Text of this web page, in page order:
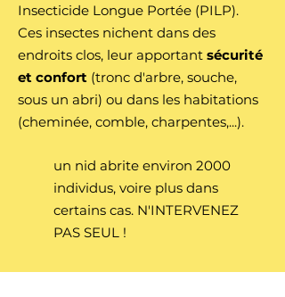
Insecticide Longue Portée (PILP).
Ces insectes nichent dans des
endroits clos, leur apportant sécurité
et confort (tronc d'arbre, souche,
sous un abri) ou dans les habitations
(cheminée, comble, charpentes,...).
un nid abrite environ 2000
individus, voire plus dans
certains cas. N'INTERVENEZ
PAS SEUL !